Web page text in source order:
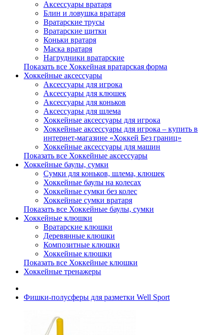
Аксессуары вратаря
Блин и ловушка вратаря
Вратарские трусы
Вратарские щитки
Коньки вратаря
Маска вратаря
Нагрудники вратарские
Показать все Хоккейная вратарская форма
Хоккейные аксессуары
Аксессуары для игрока
Аксессуары для клюшек
Аксессуары для коньков
Аксессуары для шлема
Хоккейные аксессуары для игрока
Хоккейные аксессуары для игрока – купить в
интернет-магазине «Хоккей Без границ»
Хоккейные аксессуары для машин
Показать все Хоккейные аксессуары
Хоккейные баулы, сумки
Сумки для коньков, шлема, клюшек
Хоккейные баулы на колесах
Хоккейные сумки без колес
Хоккейные сумки вратаря
Показать все Хоккейные баулы, сумки
Хоккейные клюшки
Вратарские клюшки
Деревянные клюшки
Композитные клюшки
Хоккейные клюшки
Показать все Хоккейные клюшки
Хоккейные тренажеры
Фишки-полусферы для разметки Well Sport